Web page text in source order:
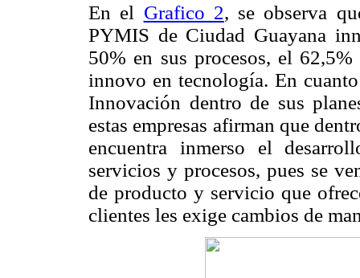
En el Grafico 2, se observa
PYMIS de Ciudad Guayana
50% en sus procesos, el
innovo en tecnología. En
Innovación dentro de sus
estas empresas afirman que
encuentra inmerso el
servicios y procesos, pues se
de producto y servicio que
clientes les exige cambios de